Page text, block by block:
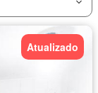
Atualizado